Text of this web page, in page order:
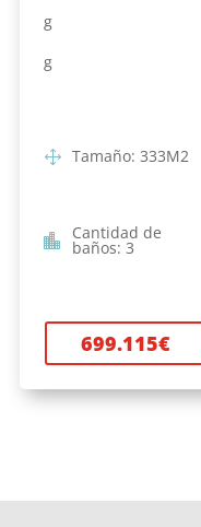
g
g
Tamaño: 333M2
Cantidad de
baños: 3
699.115€